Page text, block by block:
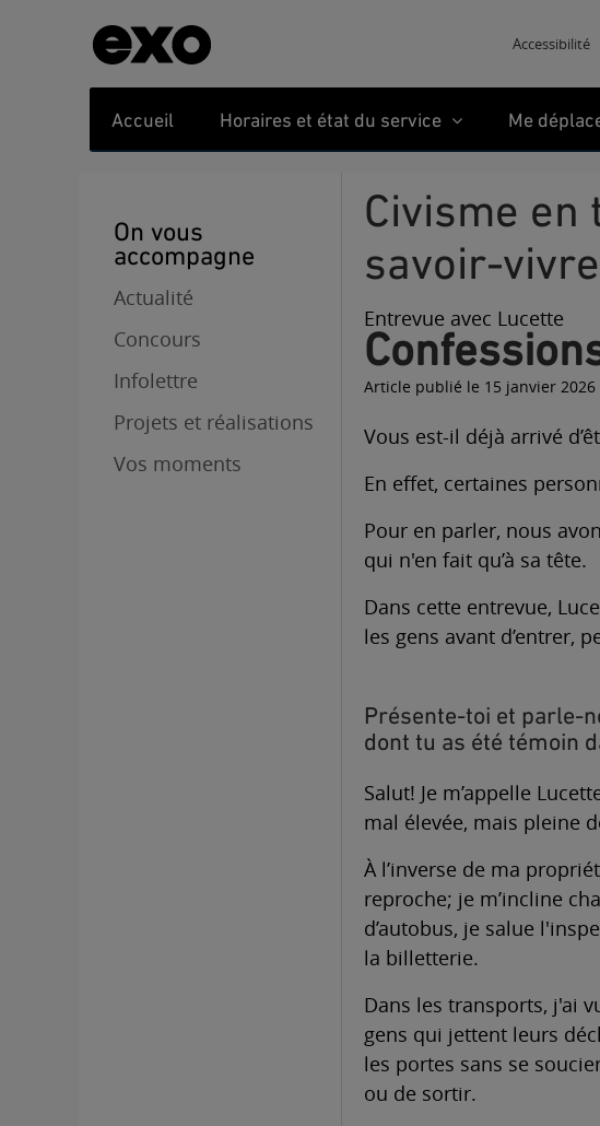
Accessibilité
Accueil Horaires et état du service Me
On vous
accompagne
Actualité
Concours
Infolettre
Projets et réalisations
Vos moments
Civisme en transport collectif: les fondements du
savoir-vivre
Entrevue avec Lucette
Article publié le 15 janvier 2026
Vous est-il déjà arrivé
En effet, certaines
Pour en parler, nous
qui n'en fait qu’à sa tête.
Dans cette entrevue,
les gens avant d’entrer,
Présente-toi et parle-
dont tu as été témoin
Salut! Je m’appelle
mal élevée, mais pleine
À l’inverse de ma
reproche; je m’incline
d’autobus, je salue
la billetterie.
Dans les transports, j'ai
gens qui jettent leurs
les portes sans se
ou de sortir.